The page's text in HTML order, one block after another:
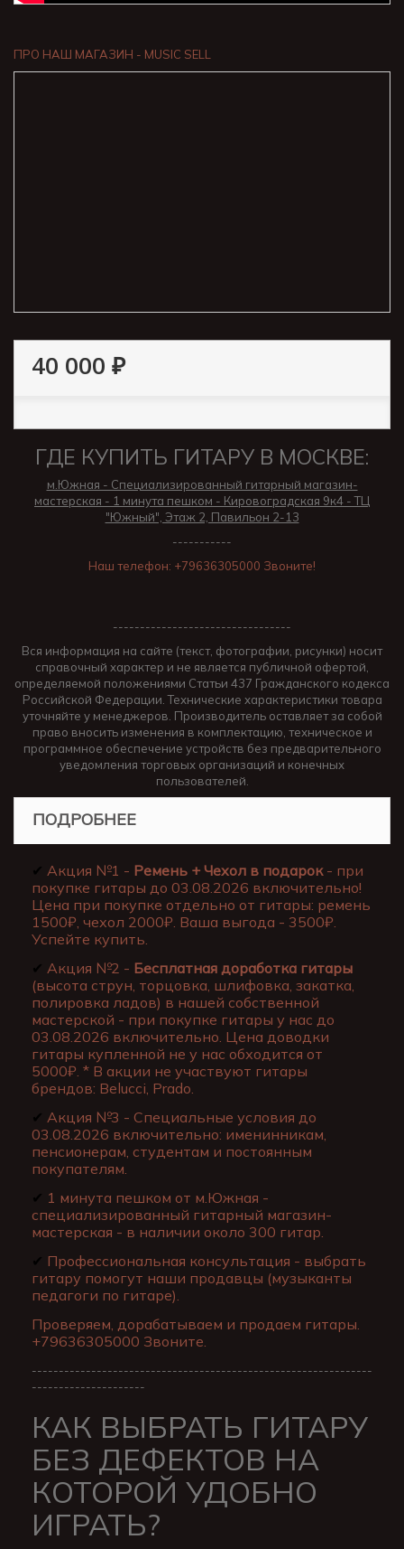
ПРО НАШ МАГАЗИН - MUSIC SELL
40 000 ₽
ГДЕ КУПИТЬ ГИТАРУ В МОСКВЕ:
м.Южная - Специализированный гитарный магазин-
мастерская - 1 минута пешком - Кировоградская 9к4 - ТЦ
"Южный", Этаж 2, Павильон 2-13
-----------
Наш телефон: +79636305000 Звоните!
---------------------------------
Вся информация на сайте (текст, фотографии, рисунки) носит
справочный характер и не является публичной офертой,
определяемой положениями Статьи 437 Гражданского кодекса
Российской Федерации. Технические характеристики товара
уточняйте у менеджеров. Производитель оставляет за собой
право вносить изменения в комплектацию, техническое и
программное обеспечение устройств без предварительного
уведомления торговых организаций и конечных
пользователей.
ПОДРОБНЕЕ
✔ Акция №1 - Ремень + Чехол в подарок- при
покупке гитары до 03.08.2026 включительно!
Цена при покупке отдельно от гитары: ремень
1500₽, чехол 2000₽. Ваша выгода - 3500₽.
Успейте купить.
✔ Акция №2 - Бесплатная доработка гитары
(высота струн, торцовка, шлифовка, закатка,
полировка ладов) в нашей собственной
мастерской - при покупке гитары у нас до
03.08.2026 включительно. Цена доводки
гитары купленной не у нас обходится от
5000₽. * В акции не участвуют гитары
брендов: Belucci, Prado.
✔ Акция №3 - Специальные условия до
03.08.2026 включительно: именинникам,
пенсионерам, студентам и постоянным
покупателям.
✔ 1 минута пешком от м.Южная -
специализированный гитарный магазин-
мастерская - в наличии около 300 гитар.
✔ Профессиональная консультация - выбрать
гитару помогут наши продавцы (музыканты
педагоги по гитаре).
Проверяем, дорабатываем и продаем гитары.
+79636305000 Звоните.
---------------------------------------------------------------
---------------------
КАК ВЫБРАТЬ ГИТАРУ
БЕЗ ДЕФЕКТОВ НА
КОТОРОЙ УДОБНО
ИГРАТЬ?